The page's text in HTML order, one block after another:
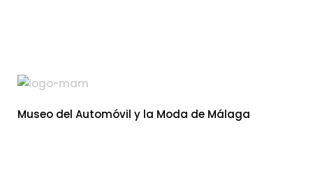
Museo del Automóvil y la Moda de Málaga